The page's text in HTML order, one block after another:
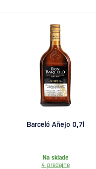
Barceló Añejo 0,7l
Na sklade
4 predajne